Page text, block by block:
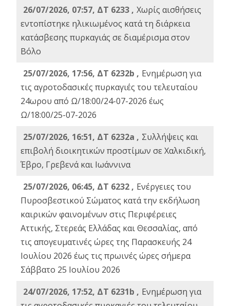
26/07/2026, 07:57, ΔΤ 6233 , Χωρίς αισθήσεις
εντοπίστηκε ηλικιωμένος κατά τη διάρκεια
κατάσβεσης πυρκαγιάς σε διαμέρισμα στον
Βόλο
25/07/2026, 17:56, ΔΤ 6232b , Ενημέρωση για
τις αγροτοδασικές πυρκαγιές του τελευταίου
24ωρου από Ω/18:00/24-07-2026 έως
Ω/18:00/25-07-2026
25/07/2026, 16:51, ΔΤ 6232a , Συλλήψεις και
επιβολή διοικητικών προστίμων σε Χαλκιδική,
Έβρο, Γρεβενά και Ιωάννινα
25/07/2026, 06:45, ΔΤ 6232 , Ενέργειες του
Πυροσβεστικού Σώματος κατά την εκδήλωση
καιρικών φαινομένων στις Περιφέρειες
Αττικής, Στερεάς Ελλάδας και Θεσσαλίας, από
τις απογευματινές ώρες της Παρασκευής 24
Ιουλίου 2026 έως τις πρωινές ώρες σήμερα
Σάββατο 25 Ιουλίου 2026
24/07/2026, 17:52, ΔΤ 6231b , Ενημέρωση για